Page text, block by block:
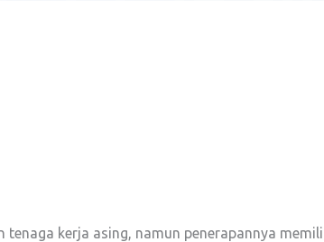
tenaga kerja asing, namun penerapannya